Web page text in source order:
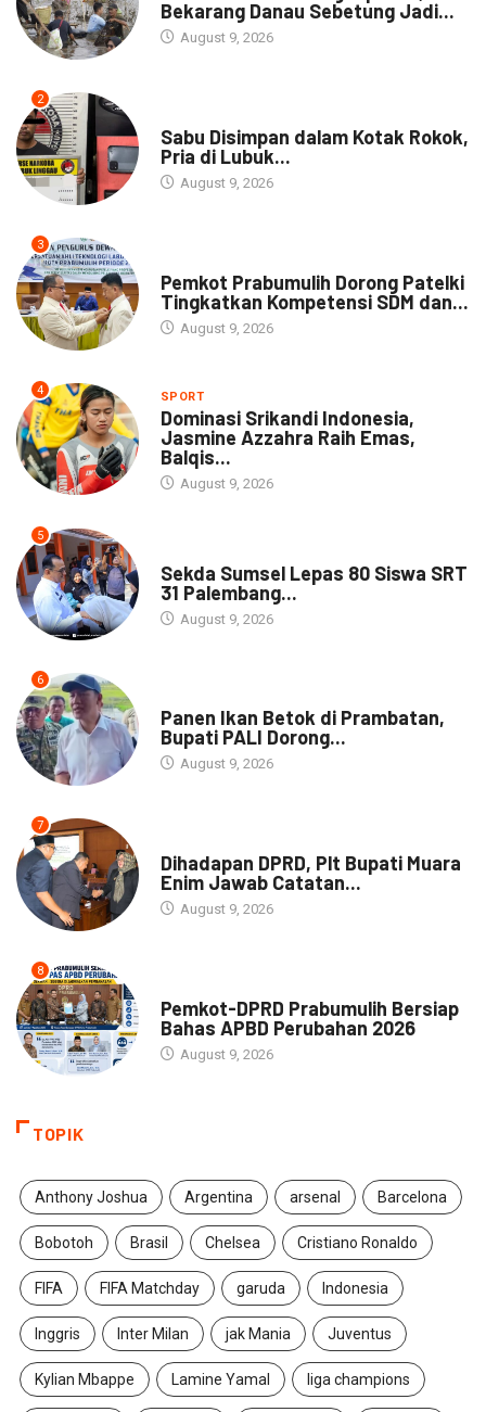
Bekarang Danau Sebetung Jadi...
August 9, 2026
2
Sabu Disimpan dalam Kotak Rokok,
Pria di Lubuk...
August 9, 2026
3
Pemkot Prabumulih Dorong Patelki
Tingkatkan Kompetensi SDM dan...
August 9, 2026
4 SPORT
Dominasi Srikandi Indonesia,
Jasmine Azzahra Raih Emas,
Balqis...
August 9, 2026
5
Sekda Sumsel Lepas 80 Siswa SRT
31 Palembang...
August 9, 2026
6
Panen Ikan Betok di Prambatan,
Bupati PALI Dorong...
August 9, 2026
7
Dihadapan DPRD, Plt Bupati Muara
Enim Jawab Catatan...
August 9, 2026
8
Pemkot-DPRD Prabumulih Bersiap
Bahas APBD Perubahan 2026
August 9, 2026
TOPIK
Anthony Joshua Argentina arsenal Barcelona
Bobotoh Brasil Chelsea Cristiano Ronaldo
FIFA FIFA Matchday garuda Indonesia
Inggris Inter Milan jak Mania Juventus
Kylian Mbappe Lamine Yamal liga champions